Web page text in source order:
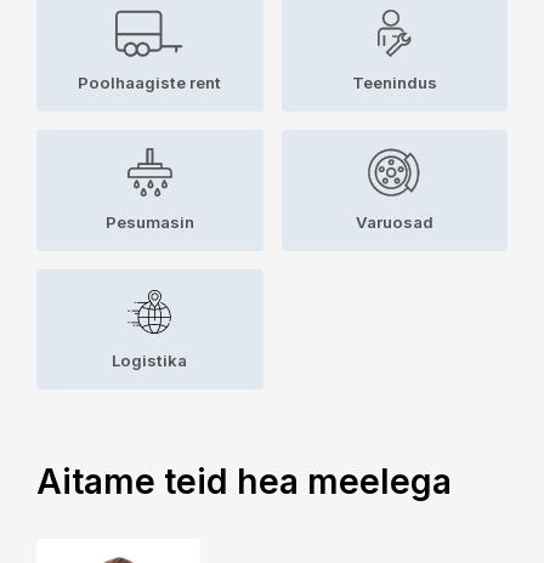
Poolhaagiste rent Teenindus
Pesumasin Varuosad
Logistika
Aitame teid hea meelega